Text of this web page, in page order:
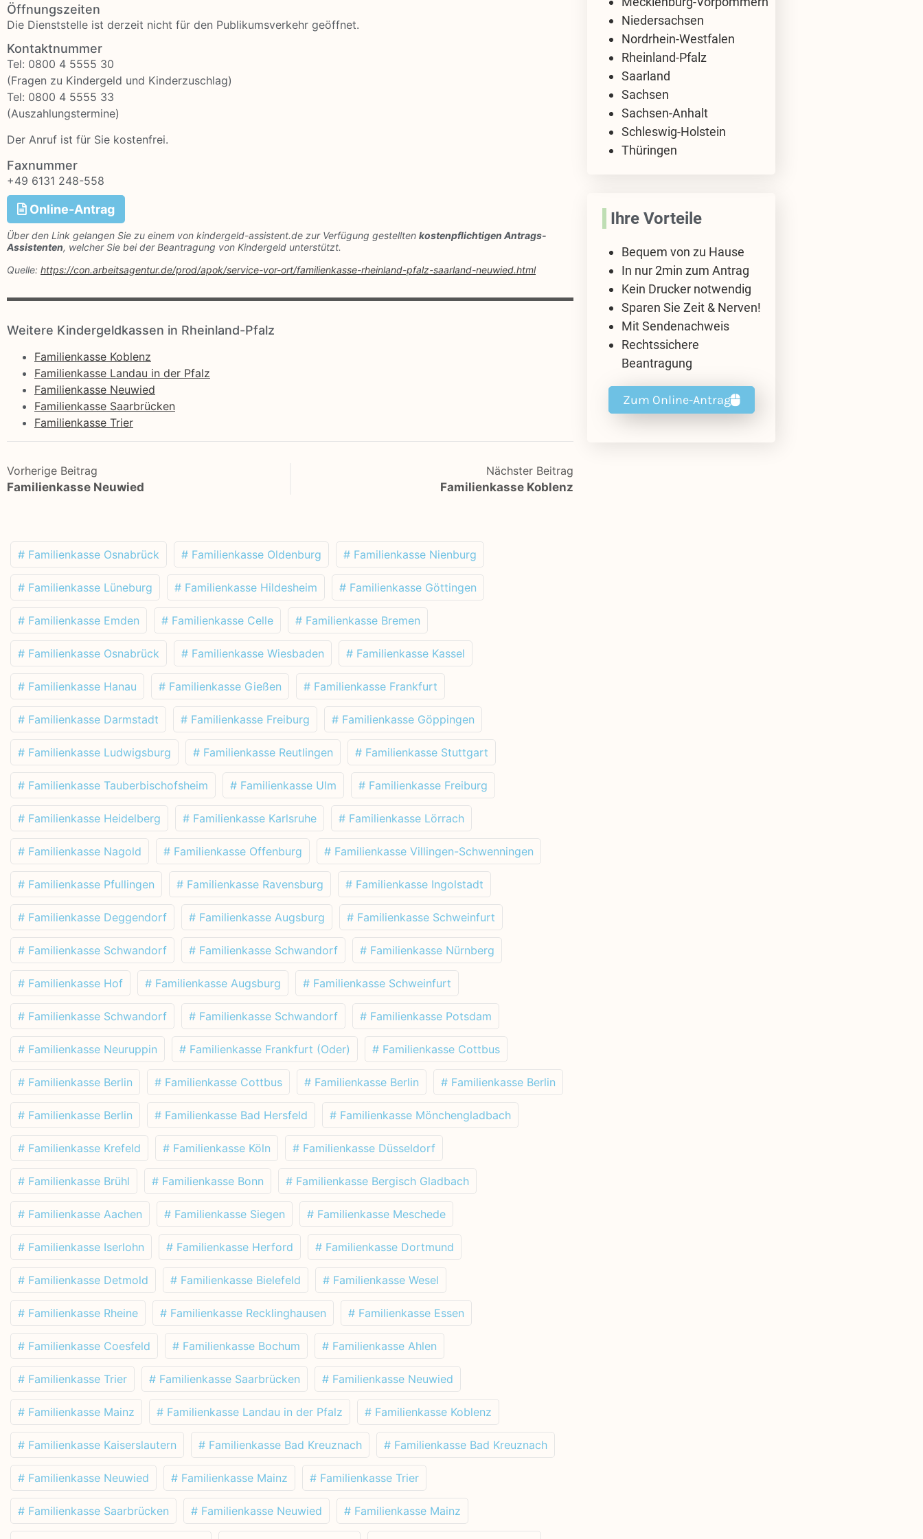
Öffnungszeiten
Die Dienststelle ist derzeit nicht für den Publikumsverkehr geöffnet.
Kontaktnummer
Tel: 0800 4 5555 30
(Fragen zu Kindergeld und Kinderzuschlag)
Tel: 0800 4 5555 33
(Auszahlungstermine)
Der Anruf ist für Sie kostenfrei.
Faxnummer
+49 6131 248-558
Online-Antrag
Über den Link gelangen Sie zu einem von kindergeld-assistent.de zur Verfügung gestellten kostenpflichtigen Antrags-
Assistenten, welcher Sie bei der Beantragung von Kindergeld unterstützt.
Quelle: https://con.arbeitsagentur.de/prod/apok/service-vor-ort/familienkasse-rheinland-pfalz-saarland-neuwied.html
Weitere Kindergeldkassen in Rheinland-Pfalz
Familienkasse Koblenz
Familienkasse Landau in der Pfalz
Familienkasse Neuwied
Familienkasse Saarbrücken
Familienkasse Trier
Vorherige Beitrag
Familienkasse Neuwied
Nächster Beitrag
Familienkasse Koblenz
# Familienkasse Osnabrück # Familienkasse Oldenburg # Familienkasse Nienburg
# Familienkasse Lüneburg # Familienkasse Hildesheim # Familienkasse Göttingen
# Familienkasse Emden # Familienkasse Celle # Familienkasse Bremen
# Familienkasse Osnabrück # Familienkasse Wiesbaden # Familienkasse Kassel
# Familienkasse Hanau # Familienkasse Gießen # Familienkasse Frankfurt
# Familienkasse Darmstadt # Familienkasse Freiburg # Familienkasse Göppingen
# Familienkasse Ludwigsburg # Familienkasse Reutlingen # Familienkasse Stuttgart
# Familienkasse Tauberbischofsheim # Familienkasse Ulm # Familienkasse Freiburg
# Familienkasse Heidelberg # Familienkasse Karlsruhe # Familienkasse Lörrach
# Familienkasse Nagold # Familienkasse Offenburg # Familienkasse Villingen-Schwenningen
# Familienkasse Pfullingen # Familienkasse Ravensburg # Familienkasse Ingolstadt
# Familienkasse Deggendorf # Familienkasse Augsburg # Familienkasse Schweinfurt
# Familienkasse Schwandorf # Familienkasse Schwandorf # Familienkasse Nürnberg
# Familienkasse Hof # Familienkasse Augsburg # Familienkasse Schweinfurt
# Familienkasse Schwandorf # Familienkasse Schwandorf # Familienkasse Potsdam
# Familienkasse Neuruppin # Familienkasse Frankfurt (Oder) # Familienkasse Cottbus
# Familienkasse Berlin # Familienkasse Cottbus # Familienkasse Berlin # Familienkasse Berlin
# Familienkasse Berlin # Familienkasse Bad Hersfeld # Familienkasse Mönchengladbach
# Familienkasse Krefeld # Familienkasse Köln # Familienkasse Düsseldorf
# Familienkasse Brühl # Familienkasse Bonn # Familienkasse Bergisch Gladbach
# Familienkasse Aachen # Familienkasse Siegen # Familienkasse Meschede
# Familienkasse Iserlohn # Familienkasse Herford # Familienkasse Dortmund
# Familienkasse Detmold # Familienkasse Bielefeld # Familienkasse Wesel
# Familienkasse Rheine # Familienkasse Recklinghausen # Familienkasse Essen
# Familienkasse Coesfeld # Familienkasse Bochum # Familienkasse Ahlen
# Familienkasse Trier # Familienkasse Saarbrücken # Familienkasse Neuwied
# Familienkasse Mainz # Familienkasse Landau in der Pfalz # Familienkasse Koblenz
# Familienkasse Kaiserslautern # Familienkasse Bad Kreuznach # Familienkasse Bad Kreuznach
# Familienkasse Neuwied # Familienkasse Mainz # Familienkasse Trier
# Familienkasse Saarbrücken # Familienkasse Neuwied # Familienkasse Mainz
Niedersachsen
Nordrhein-Westfalen
Rheinland-Pfalz
Saarland
Sachsen
Sachsen-Anhalt
Schleswig-Holstein
Thüringen
Ihre Vorteile
Bequem von zu Hause
In nur 2min zum Antrag
Kein Drucker notwendig
Sparen Sie Zeit & Nerven!
Mit Sendenachweis
Rechtssichere
Beantragung
Zum Online-Antrag